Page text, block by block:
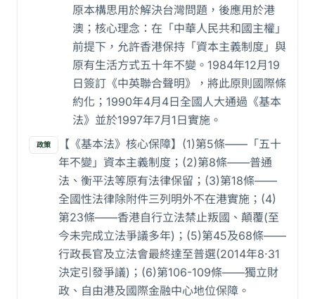
原本構思用於解決台灣問題，後應用於港
澳；核心理念：在「中華人民共和國主權」
前提下，允許香港保持「資本主義制度」與
原有生活方式五十年不變。1984年12月19
日簽訂《中英聯合聲明》，將此原則國際條
約化；1990年4月4日全國人大通過《基本
法》並於1997年7月1日實施。
政策
【《基本法》核心保障】(1)第5條——「五十
年不變」資本主義制度；(2)第8條——普通
法、衡平法等原有法律保留；(3)第18條——
全國性法律除附件三列明外不在港實施；(4)
第23條——香港自行立法禁止叛國、顛覆(至
今未完成立法爭議多年)；(5)第45及68條——
行政長官及立法會最終達至普選(2014年8·31
決定引發爭議)；(6)第106-109條——獨立財
政、自由港及國際金融中心地位保障。